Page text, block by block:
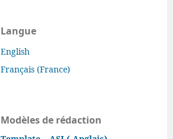
Langue
English
Français (France)
Modèles de rédaction